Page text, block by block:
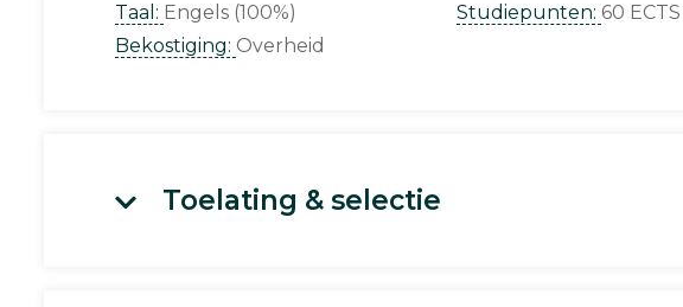
Taal: Engels (100%)
Bekostiging: Overheid
Studiepunten: 60 ECTS
Toelating & selectie